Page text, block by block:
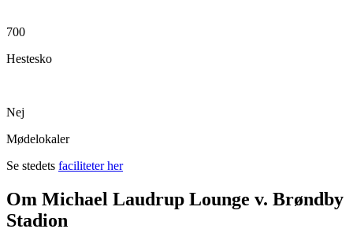
700
Hestesko
Nej
Mødelokaler
Se stedets faciliteter her
Om Michael Laudrup Lounge v. Brøndby
Stadion